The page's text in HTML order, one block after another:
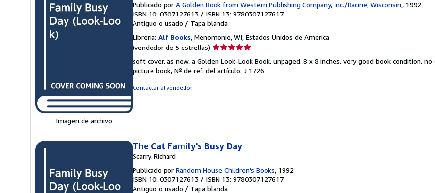
Imagen de archivo
Publicado por A Golden Book from Western Publishing Company, Inc./Racine, Wisconsin,, 1992
ISBN 10: 0307127613 / ISBN 13: 9780307127617
Antiguo o usado / Tapa blanda
Librería: Alf Books, Menomonie, WI, Estados Unidos de America
(vendedor de 5 estrellas) Calificación
vendedor:
5
soft cover, as new, a Golden Look-Look Book, unpaged, 8 x 8 inches, very good book condition,
picture book, Nº de ref. del artículo: J 1726
Contactar al vendedor
The Cat Family's Busy Day
Scarry, Richard
Publicado por Random House Children's Books, 1992
ISBN 10: 0307127613 / ISBN 13: 9780307127617
Antiguo o usado / Tapa blanda